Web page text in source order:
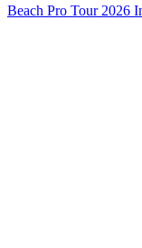
Beach Pro Tour 2026